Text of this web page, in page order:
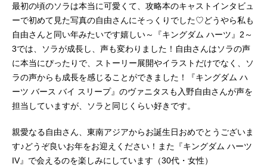
最初の頃のソラは本当に可愛くて、攻略本のキャストインタビュ
ーで初めて見た写真の自由さんにそっくりでした♡どうやら私も
自由さんと同い年みたいです嬉しい～『キングダム ハーツ』2～
3では、ソラが成長し、声も変わりました！自由さんはソラの声
に本当にぴったりで、ストーリー展開やイラストだけでなく、ソ
ラの声からも成長を感じることができました！『キングダム ハ
ーツ バース バイ スリープ』のヴァニタスも入野自由さんが声を
担当していますが、ソラと同じくらい好きです。
親愛なる自由さん、東南アジアからお誕生日おめでとうございま
す♪どうぞ良いお年をお迎えください！また『キングダム ハーツ
IV』で会えるのを楽しみにしています（30代・女性）